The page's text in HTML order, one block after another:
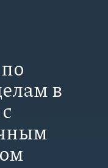
в